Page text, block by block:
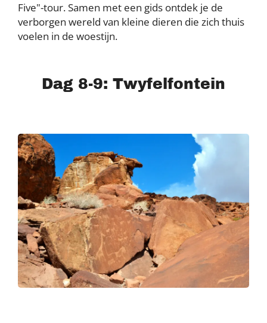
Five"-tour. Samen met een gids ontdek je de
verborgen wereld van kleine dieren die zich thuis
voelen in de woestijn.
Dag 8-9: Twyfelfontein